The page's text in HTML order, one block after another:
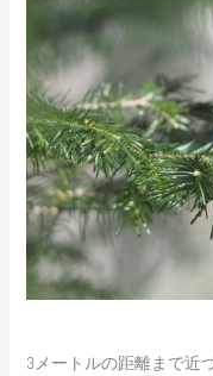
3メートルの距離まで近